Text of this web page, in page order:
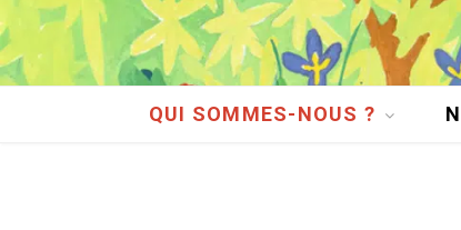
QUI SOMMES-NOUS ?